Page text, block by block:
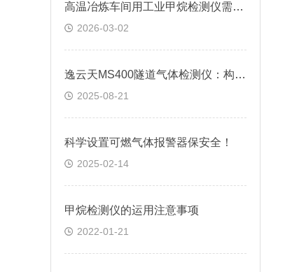
高温冶炼车间用工业甲烷检测仪需要做降温防护吗？
2026-03-02
逸云天MS400隧道气体检测仪：构筑地下交通生命线的智能防线
2025-08-21
科学设置可燃气体报警器保安全！
2025-02-14
甲烷检测仪的运用注意事项
2022-01-21